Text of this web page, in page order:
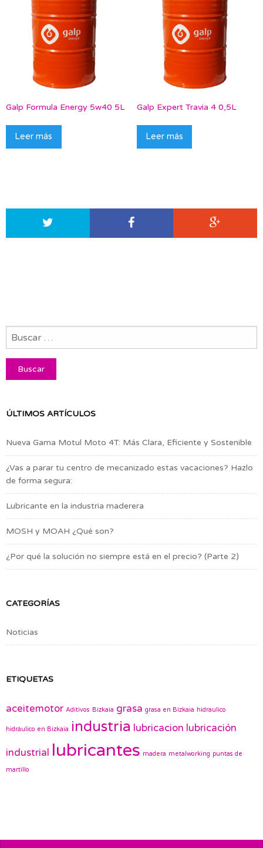
Galp Formula Energy 5w40 5L
Leer más
Galp Expert Travia 4 0,5L
Leer más
ÚLTIMOS ARTÍCULOS
Nueva Gama Motul Moto 4T: Más Clara, Eficiente y Sostenible
¿Vas a parar tu centro de mecanizado estas vacaciones? Hazlo
de forma segura:
Lubricante en la industria maderera
MOSH y MOAH ¿Qué son?
¿Por qué la solución no siempre está en el precio? (Parte 2)
CATEGORÍAS
Noticias
ETIQUETAS
aceitemotor Aditivos Bizkaia grasa grasa en Bizkaia hidraulico
hidráulico en Bizkaia industria lubricacion lubricación
industrial lubricantes madera metalworking puntas de
martillo